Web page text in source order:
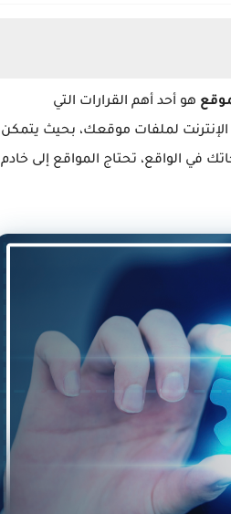
هو أحد أهم القرارات التي
لملفات موقعك، بحيث يتمكن
في الواقع، تحتاج المواقع إلى خادم